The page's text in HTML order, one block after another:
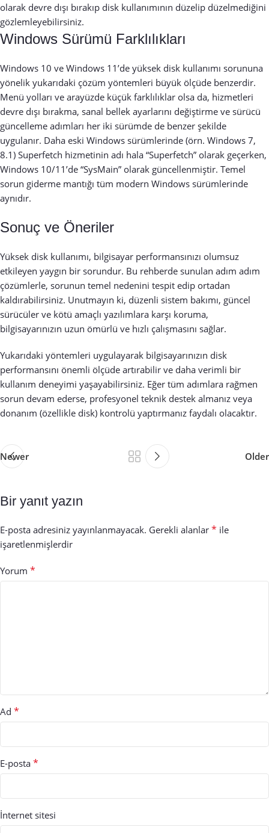
olarak devre dışı bırakıp disk kullanımının düzelip düzelmediğini
gözlemleyebilirsiniz.
Windows Sürümü Farklılıkları
Windows 10 ve Windows 11’de yüksek disk kullanımı sorununa
yönelik yukarıdaki çözüm yöntemleri büyük ölçüde benzerdir.
Menü yolları ve arayüzde küçük farklılıklar olsa da, hizmetleri
devre dışı bırakma, sanal bellek ayarlarını değiştirme ve sürücü
güncelleme adımları her iki sürümde de benzer şekilde
uygulanır. Daha eski Windows sürümlerinde (örn. Windows 7,
8.1) Superfetch hizmetinin adı hala “Superfetch” olarak geçerken,
Windows 10/11’de “SysMain” olarak güncellenmiştir. Temel
sorun giderme mantığı tüm modern Windows sürümlerinde
aynıdır.
Sonuç ve Öneriler
Yüksek disk kullanımı, bilgisayar performansınızı olumsuz
etkileyen yaygın bir sorundur. Bu rehberde sunulan adım adım
çözümlerle, sorunun temel nedenini tespit edip ortadan
kaldırabilirsiniz. Unutmayın ki, düzenli sistem bakımı, güncel
sürücüler ve kötü amaçlı yazılımlara karşı koruma,
bilgisayarınızın uzun ömürlü ve hızlı çalışmasını sağlar.
Yukarıdaki yöntemleri uygulayarak bilgisayarınızın disk
performansını önemli ölçüde artırabilir ve daha verimli bir
kullanım deneyimi yaşayabilirsiniz. Eğer tüm adımlara rağmen
sorun devam ederse, profesyonel teknik destek almanız veya
donanım (özellikle disk) kontrolü yaptırmanız faydalı olacaktır.
Newer Older
Bir yanıt yazın
E-posta adresiniz yayınlanmayacak. Gerekli alanlar * ile
işaretlenmişlerdir
Yorum *
Ad *
E-posta *
İnternet sitesi